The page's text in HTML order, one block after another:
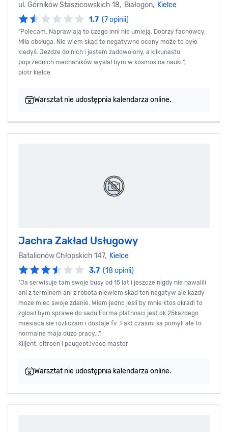
ul. Górników Staszicowskich 18, Białogon, Kielce
1.7 (7 opinii)
"Polecam. Naprawiają to czego inni nie umieją. Dobrzy fachowcy.
Miła obsługa. Nie wiem skąd te negatywne oceny może to było
kiedyś. Jezdze do nich i jestem zadowolony, a kilkunastu
poprzednich mechaników wysłał bym w kosmos na nauki.",
piotr kielce
Warsztat nie udostępnia kalendarza online.
Jachra Zakład Usługowy
Batalionów Chłopskich 147, Kielce
3.7 (18 opinii)
"Ja serwisuje tam swoje busy od 15 lat i jeszcze nigdy nie nawalili
ani z terminem ani z robota niewiem skad ten negatyw ale kazdy
moze miec swoje zdanie. Wiem jedno jesli by mnie ktos okradl to
zglosil bym sprawe do sadu.Forma platnosci jest ok 25kazdego
miesiaca sie rozliczam i dostaje fv .Fakt czasmi sa pomyli ale to
normalne maja duzo pracy...",
Klijent, citroen i peugeot,iveco master
Warsztat nie udostępnia kalendarza online.